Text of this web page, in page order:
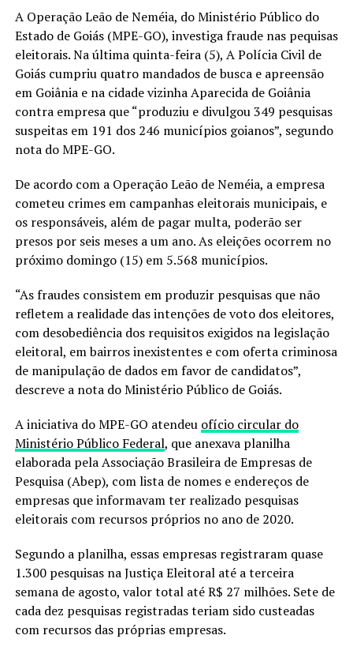
A Operação Leão de Neméia, do Ministério Público do
Estado de Goiás (MPE-GO), investiga fraude nas pequisas
eleitorais. Na última quinta-feira (5), A Polícia Civil de
Goiás cumpriu quatro mandados de busca e apreensão
em Goiânia e na cidade vizinha Aparecida de Goiânia
contra empresa que “produziu e divulgou 349 pesquisas
suspeitas em 191 dos 246 municípios goianos”, segundo
nota do MPE-GO.
De acordo com a Operação Leão de Neméia, a empresa
cometeu crimes em campanhas eleitorais municipais, e
os responsáveis, além de pagar multa, poderão ser
presos por seis meses a um ano. As eleições ocorrem no
próximo domingo(15) em 5.568 municípios.
“As fraudes consistem em produzir pesquisas que não
refletem a realidade das intenções de voto dos eleitores,
com desobediência dos requisitos exigidos na legislação
eleitoral, em bairros inexistentes e com oferta criminosa
de manipulação de dados em favor de candidatos”,
descreve a nota do Ministério Público de Goiás.
A iniciativa do MPE-GO atendeu ofício circular do
Ministério Público Federal, que anexava planilha
elaborada pela Associação Brasileira de Empresas de
Pesquisa (Abep), com lista de nomes e endereços de
empresas que informavamterrealizado pesquisas
eleitorais com recursos próprios no ano de 2020.
Segundo a planilha, essas empresas registraram quase
1.300 pesquisas na Justiça Eleitoral até a terceira
semanade agosto, valor total até R$ 27 milhões. Sete de
cada dez pesquisas registradas teriam sido custeadas
com recursos das próprias empresas.